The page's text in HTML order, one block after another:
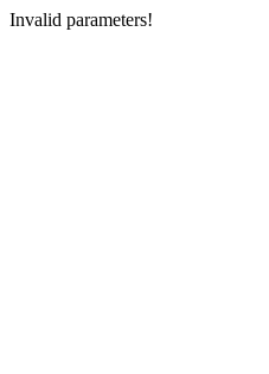
Invalid parameters!